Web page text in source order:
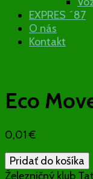
EXPRES ´87
O nás
Kontakt
Eco
0,01€
množstvo
Eco
Pridať do košíka
Železničný klub